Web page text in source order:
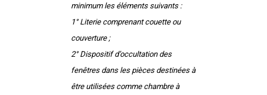
minimum les éléments suivants :
1° Literie comprenant couette ou
couverture ;
2° Dispositif d’occultation des
fenêtres dans les pièces destinées à
être utilisées comme chambre à